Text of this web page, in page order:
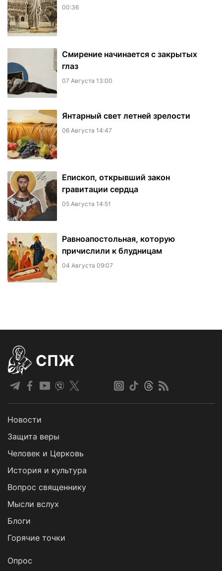
00:36
Смирение начинается с закрытых
глаз
07 Августа 13:00
Янтарный свет летней зрелости
06 Августа 14:47
Епископ, открывший закон
гравитации сердца
05 Августа 14:51
Равноапостольная, которую
причислили к блудницам
04 Августа 09:07
СПЖ
Новости
Защита веры
Человек и Церковь
История и культура
Вопрос священнику
Мысли вслух
Блоги
Горячие точки
Опрос